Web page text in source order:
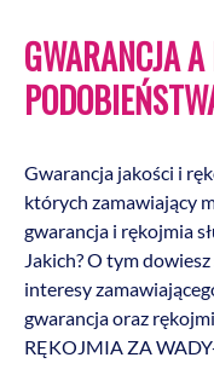
GWARANCJA
Gwarancja jakości i
których zamawiający
gwarancja i rękojmia
Jakich? O tym
interesy
gwarancja oraz
RĘKOJMIA ZA